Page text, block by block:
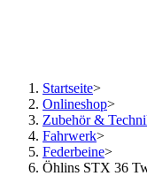
Startseite>
Onlineshop>
Zubehör &
Fahrwerk>
Federbeine>
Öhlins STX 36